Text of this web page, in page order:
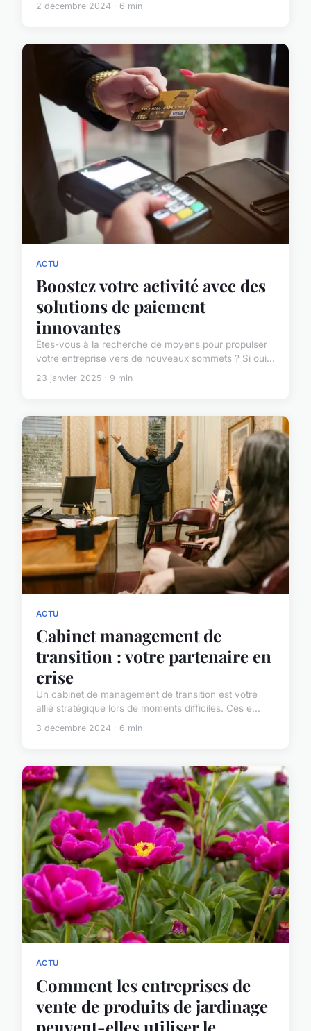
2 décembre 2024 · 6 min
ACTU
Boostez votre activité avec des
solutions de paiement
innovantes
Êtes-vous à la recherche de moyens pour propulser
votre entreprise vers de nouveaux sommets ? Si oui...
23 janvier 2025 · 9 min
ACTU
Cabinet management de
transition : votre partenaire en
crise
Un cabinet de management de transition est votre
allié stratégique lors de moments difficiles. Ces e...
3 décembre 2024 · 6 min
ACTU
Comment les entreprises de
vente de produits de jardinage